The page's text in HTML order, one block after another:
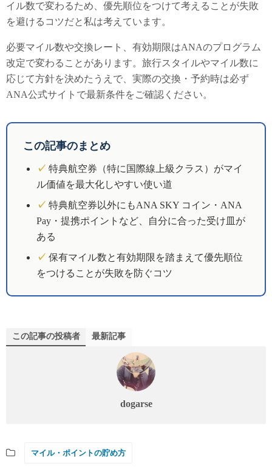
イル数で変わるため、優先順位をつけて考えることが失敗
を避けるコツだと私は考えています。
必要マイル数や交換レート、有効期限はANAのプログラム
改定で変わることがあります。旅行スタイルやマイル数に
応じて方針を決めたうえで、実際の交換・予約時は必ず
ANA公式サイトで最新条件をご確認ください。
この記事のまとめ
✓ 特典航空券（特に国際線上級クラス）がマイ
ル価値を最大化しやすい使い道
✓ 特典航空券以外にもANA SKY コイン・ANA
Pay・提携ポイントなど、自分に合った受け皿が
ある
✓ 保有マイル数と有効期限を踏まえて優先順位
をつけることが失敗を防ぐコツ
この記事の投稿者 最新記事
dogarse
マイル・ポイントの貯め方